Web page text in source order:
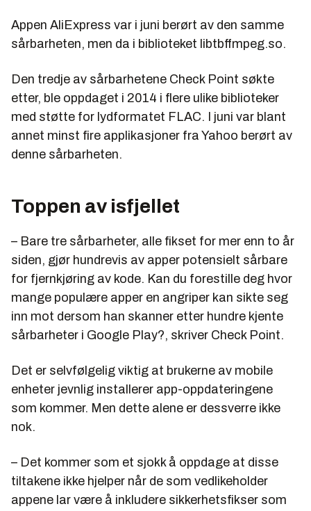
Appen AliExpress var i juni berørt av den samme
sårbarheten, men da i biblioteket libtbffmpeg.so.
Den tredje av sårbarhetene Check Point søkte
etter, ble oppdaget i 2014 i flere ulike biblioteker
med støtte for lydformatet FLAC. I juni var blant
annet minst fire applikasjoner fra Yahoo berørt av
denne sårbarheten.
Toppen av isfjellet
– Bare tre sårbarheter, alle fikset for mer enn to år
siden, gjør hundrevis av apper potensielt sårbare
for fjernkjøring av kode. Kan du forestille deg hvor
mange populære apper en angriper kan sikte seg
inn mot dersom han skanner etter hundre kjente
sårbarheter i Google Play?, skriver Check Point.
Det er selvfølgelig viktig at brukerne av mobile
enheter jevnlig installerer app-oppdateringene
som kommer. Men dette alene er dessverre ikke
nok.
– Det kommer som et sjokk å oppdage at disse
tiltakene ikke hjelper når de som vedlikeholder
appene lar være å inkludere sikkerhetsfikser som